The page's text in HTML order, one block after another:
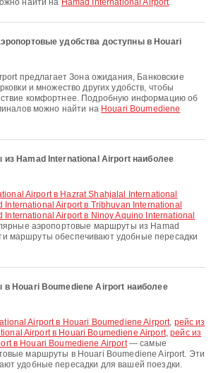
найти на Hamad International Airport.
удобства доступны в Houari
и множество других удобств, чтобы
комфортнее. Подробную информацию об
можно найти на Houari Boumediene
из Hamad International Airport наиболее
International Airport в Tribhuvan International
International Airport в Ninoy Aquino International
аэропортовые маршруты из Hamad
маршруты обеспечивают удобные пересадки
в Houari Boumediene Airport наиболее
Airport в Houari Boumediene Airport, рейс из
Airport в Houari Boumediene Airport,рейс из
в Houari Boumediene Airport— самые
маршруты в Houari Boumediene Airport. Эти
удобные пересадки для вашей поездки.